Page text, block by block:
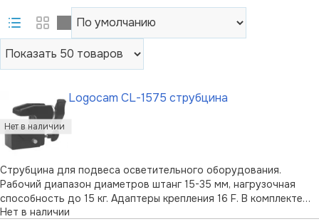
Logocam CL-1575 струбцина
Струбцина для подвеса осветительного оборудования.
Рабочий диапазон диаметров штанг 15-35 мм, нагрузочная
способность до 15 кг. Адаптеры крепления 16 F. В комплекте
Нет в наличии